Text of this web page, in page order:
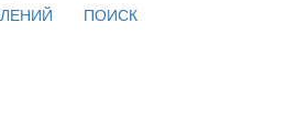
ПОИСК